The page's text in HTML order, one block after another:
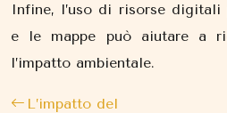
Infine, l’uso di risorse
e le mappe può aiutare a
l’impatto ambientale.
L’impatto del